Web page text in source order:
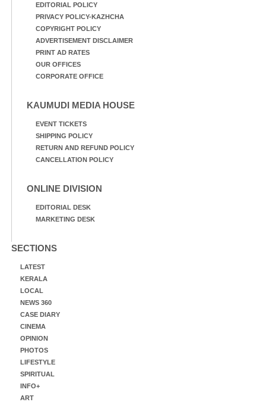
EDITORIAL POLICY
PRIVACY POLICY-KAZHCHA
COPYRIGHT POLICY
ADVERTISEMENT DISCLAIMER
PRINT AD RATES
OUR OFFICES
CORPORATE OFFICE
KAUMUDI MEDIA HOUSE
EVENT TICKETS
SHIPPING POLICY
RETURN AND REFUND POLICY
CANCELLATION POLICY
ONLINE DIVISION
EDITORIAL DESK
MARKETING DESK
SECTIONS
LATEST
KERALA
LOCAL
NEWS 360
CASE DIARY
CINEMA
OPINION
PHOTOS
LIFESTYLE
SPIRITUAL
INFO+
ART